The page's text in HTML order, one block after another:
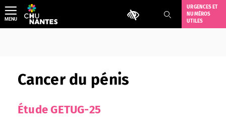
Aller
au
contenu
Outils d'accessibilité
URGENCES ET
NUMÉROS
UTILES
MENU
Cancer du pénis
Étude GETUG-25